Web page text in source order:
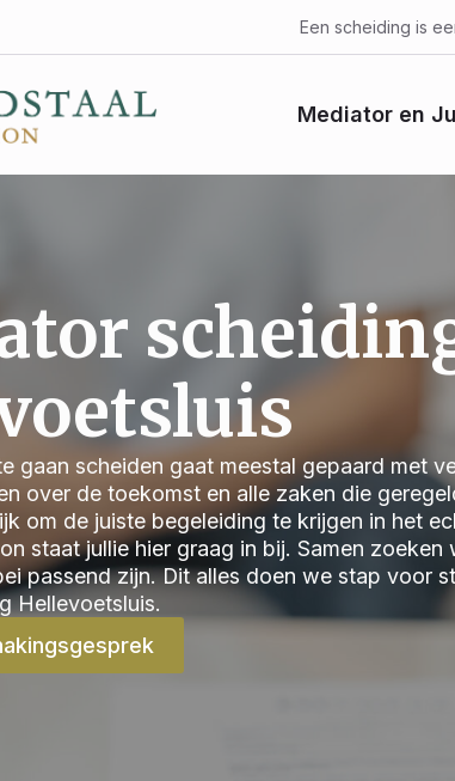
Een scheiding is
Mediator en
gaan scheiden gaat meestal gepaard met
over de toekomst en alle zaken die
om de juiste begeleiding te krijgen in het
staat jullie hier graag in bij. Samen zoeken
passend zijn. Dit alles doen we stap voor
Hellevoetsluis.